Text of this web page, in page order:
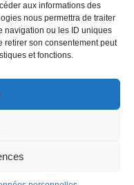
aux informations des
nous permettra de traiter
navigation ou les ID uniques
retirer son consentement peut
et fonctions.
COMICS POUR LES